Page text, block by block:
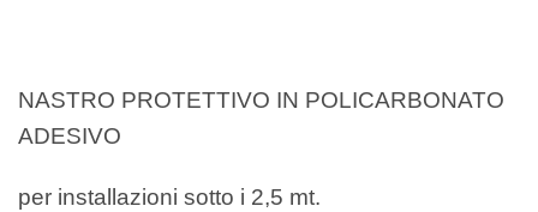
NASTRO PROTETTIVO IN POLICARBONATO
ADESIVO
per installazioni sotto i 2,5 mt.